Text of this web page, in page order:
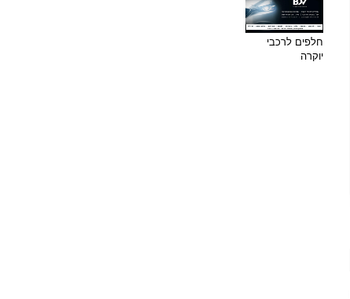
חלפים לרכבי
יוקרה